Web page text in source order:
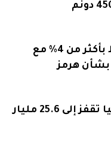
هبوط النفط بأكثر من 4% مع
بشأن هرمز
صادرات تركيا تقفز إلى 25.6 مليار